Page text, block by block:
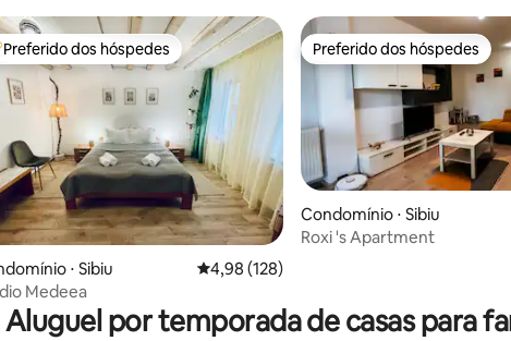
média de 5, 171 avaliações
os melhores preferidos dos hóspedes
Preferido dos hóspedes
⋅ Sibiu 4,98 de uma avaliação média de 5, 128
4,98 (128)
Medeea
Preferido dos hóspedes
Preferido dos hóspedes
Condomínio ⋅ Sibiu
Roxi 's Apartment
Aluguel por temporada de casas para